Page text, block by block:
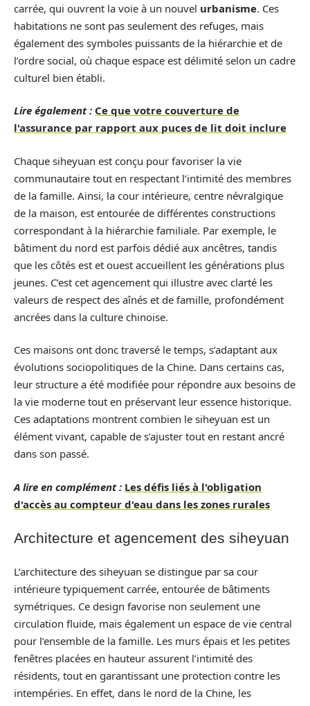
carrée, qui ouvrent la voie à un nouvel urbanisme. Ces
habitations ne sont pas seulement des refuges, mais
également des symboles puissants de la hiérarchie et de
l’ordre social, où chaque espace est délimité selon un cadre
culturel bien établi.
Lire également : Ce que votre couverture de
l'assurance par rapport aux puces de lit doit inclure
Chaque siheyuan est conçu pour favoriser la vie
communautaire tout en respectant l’intimité des membres
de la famille. Ainsi, la cour intérieure, centre névralgique
de la maison, est entourée de différentes constructions
correspondant à la hiérarchie familiale. Par exemple, le
bâtiment du nord est parfois dédié aux ancêtres, tandis
que les côtés est et ouest accueillent les générations plus
jeunes. C’est cet agencement qui illustre avec clarté les
valeurs de respect des aînés et de famille, profondément
ancrées dans la culture chinoise.
Ces maisons ont donc traversé le temps, s’adaptant aux
évolutions sociopolitiques de la Chine. Dans certains cas,
leur structure a été modifiée pour répondre aux besoins de
la vie moderne tout en préservant leur essence historique.
Ces adaptations montrent combien le siheyuan est un
élément vivant, capable de s’ajuster tout en restant ancré
dans son passé.
A lire en complément : Les défis liés à l'obligation
d'accès au compteur d'eau dans les zones rurales
Architecture et agencement des siheyuan
L’architecture des siheyuan se distingue par sa cour
intérieure typiquement carrée, entourée de bâtiments
symétriques. Ce design favorise non seulement une
circulation fluide, mais également un espace de vie central
pour l’ensemble de la famille. Les murs épais et les petites
fenêtres placées en hauteur assurent l’intimité des
résidents, tout en garantissant une protection contre les
intempéries. En effet, dans le nord de la Chine, les